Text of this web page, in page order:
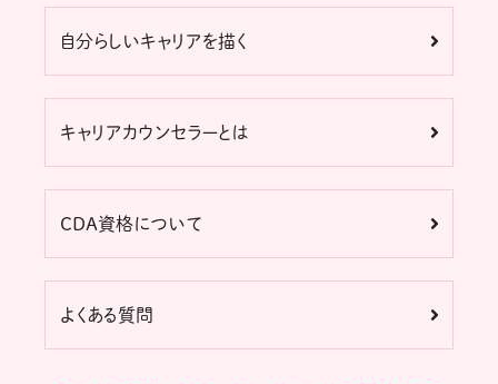
自分らしいキャリアを描く
キャリアカウンセラーとは
CDA資格について
よくある質問